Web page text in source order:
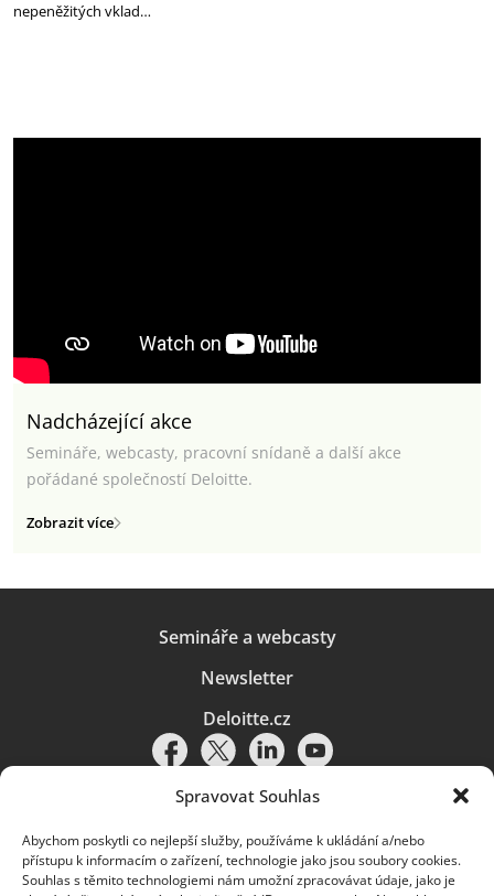
Spravovat Souhlas
Abychom poskytli co nejlepší služby, používáme k ukládání a/nebo
přístupu k informacím o zařízení, technologie jako jsou soubory cookies.
Souhlas s těmito technologiemi nám umožní zpracovávat údaje, jako je
nepeněžitých vklad…
Nadcházející akce
Semináře, webcasty, pracovní snídaně a další akce
pořádané společností Deloitte.
Zobrazit více
Semináře a webcasty
Newsletter
Deloitte.cz
Pravidla používání|Ochrana osobních údajů|Soubory cookies |
Deloitte.cz